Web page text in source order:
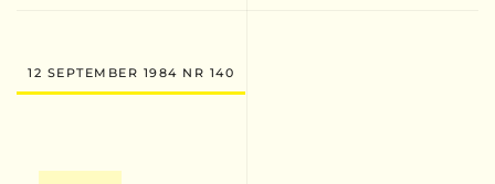
12 SEPTEMBER 1984 NR 140